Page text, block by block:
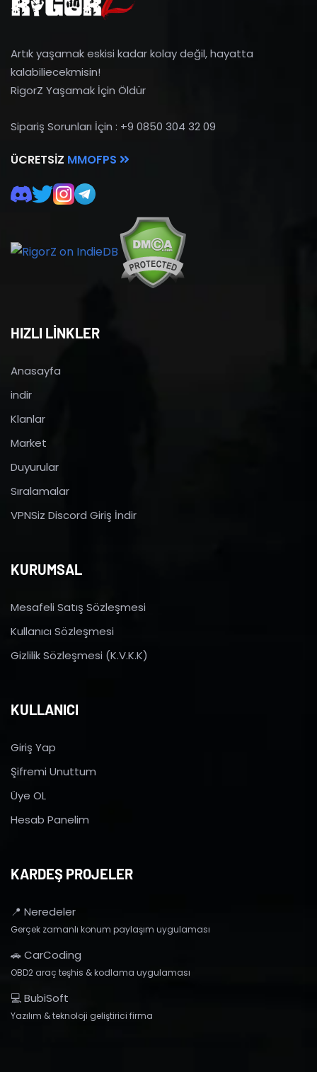
Artık yaşamak eskisi kadar kolay değil, hayatta
kalabiliecekmisin!
RigorZ Yaşamak İçin Öldür
Sipariş Sorunları İçin : +9 0850 304 32 09
ÜCRETSIZ MMOFPS
HIZLI LİNKLER
Anasayfa
indir
Klanlar
Market
Duyurular
Sıralamalar
VPNSiz Discord Giriş İndir
KURUMSAL
Mesafeli Satış Sözleşmesi
Kullanıcı Sözleşmesi
Gizlilik Sözleşmesi (K.V.K.K)
KULLANICI
Giriş Yap
Şifremi Unuttum
Üye OL
Hesab Panelim
KARDEŞ PROJELER
📍 Neredeler
Gerçek zamanlı konum paylaşım uygulaması
🚗 CarCoding
OBD2 araç teşhis & kodlama uygulaması
💻 BubiSoft
Yazılım & teknoloji geliştirici firma